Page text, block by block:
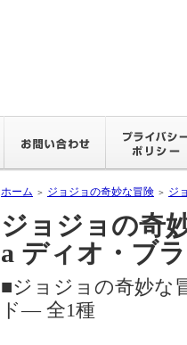
ホーム ＞ ジョジョの奇妙な冒険 ＞ ジ
ジョジョの奇
a ディオ・ブ
■ジョジョの奇妙な
ド― 全1種